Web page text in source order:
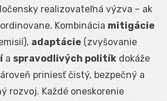
realizovateľná výzva – ak
Kombinácia mitigácie
adaptácie (zvyšovanie
a spravodlivých politík dokáže
priniesť čistý, bezpečný a
rozvoj. Každé oneskorenie